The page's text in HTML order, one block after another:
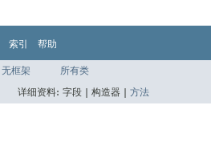
索引 帮助
无框架
所有类
详细资料: 字段 | 构造器 | 方法